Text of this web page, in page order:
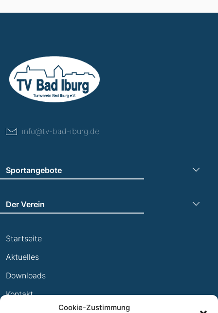
Cookie-Zustimmung
info@tv-bad-iburg.de
Sportangebote
Leichtathletik
Leistungsabzeichen
Der Verein
Termine
Ewige Erfolge
Mitglied werden
Startseite
Aktuelles
Downloads
Kontakt